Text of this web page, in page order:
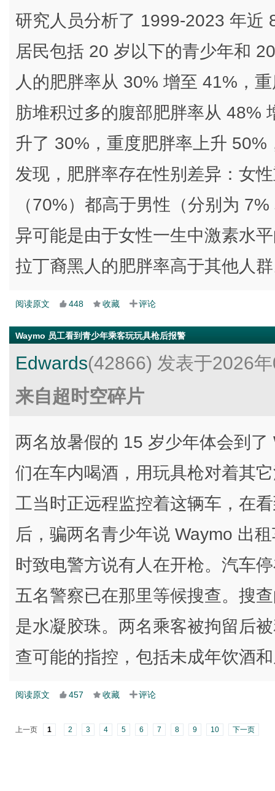
研究人员分析了 1999-2023 年近
居民包括 20 岁以下的青少年和
人的肥胖率从 30% 增至 41%，
肪堆积过多的腹部肥胖率从 48%
升了 30%，重度肥胖率上升
发现，肥胖率存在​​性别差异：女
（70%）都高于男性（分别为
异可能是由于女性一生中激素水
拉丁裔黑人的肥胖率高于其他人
阅读原文 448 收藏 评论
Waymo 员工看到青少年乘客玩玩具枪后报警
Edwards(42866) 发表于2026
来自超时空碎片
两名放暑假的 15 岁少年体会到
们在车内喝酒，用玩具枪对着其
工当时正远程监控着这辆车，在
后，骗两名青少年说 Waymo 出
时致电警方说有人在开枪。汽车
五名警察已在那里等候搜查。搜
是水凝胶珠。两名乘客被拘留后
查可能的指控，包括未成年饮酒
阅读原文 457 收藏 评论
上一页 1 2 3 4 5 6 7 8 9 10 下一页